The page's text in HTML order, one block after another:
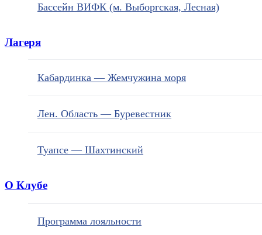
Бассейн ВИФК (м. Выборгская, Лесная)
Лагеря
Кабардинка — Жемчужина моря
Лен. Область — Буревестник
Туапсе — Шахтинский
О Клубе
Программа лояльности